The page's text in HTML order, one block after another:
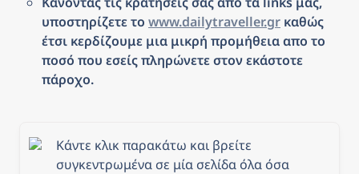
υποστηρίζετε το www.dailytraveller.gr καθώς
έτσι κερδίζουμε μια μικρή προμήθεια απο το
ποσό που εσείς πληρώνετε στον εκάστοτε
πάροχο.
Κάντε κλικ παρακάτω και βρείτε
συγκεντρωμένα σε μία σελίδα όλα όσα